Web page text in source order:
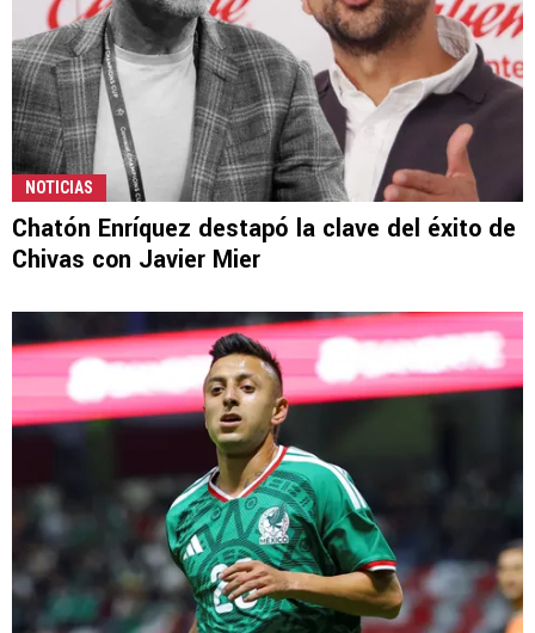
NOTICIAS
Chatón Enríquez destapó la clave del éxito de
Chivas con Javier Mier